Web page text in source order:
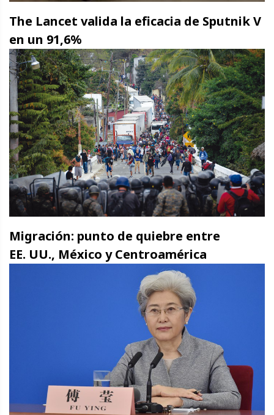
The Lancet valida la eficacia de Sputnik V
en un 91,6%
Migración: punto de quiebre entre
EE. UU., México y Centroamérica